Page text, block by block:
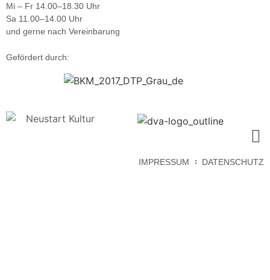
Mi – Fr 14.00–18.30 Uhr
Sa 11.00–14.00 Uhr
und gerne nach Vereinbarung
Gefördert durch:
IMPRESSUM DATENSCHUTZ